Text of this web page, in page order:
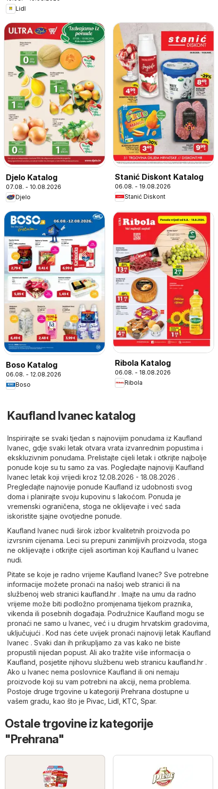
Lidl
Djelo Katalog
07.08. - 10.08.2026
Djelo
Stanić Diskont Katalog
06.08. - 19.08.2026
Stanić Diskont
Boso Katalog
06.08. - 12.08.2026
Boso
Ribola Katalog
06.08. - 18.08.2026
Ribola
Kaufland Ivanec katalog
Inspirirajte se svaki tjedan s najnovijim ponudama iz Kaufland
Ivanec, gdje svaki letak otvara vrata izvanrednim popustima i
ekskluzivnim ponudama. Prelistajte cijeli letak i otkrijte najbolje
ponude koje su tu samo za vas. Pogledajte najnoviji Kaufland
Ivanec letak koji vrijedi kroz 12.08.2026 - 18.08.2026 .
Pregledajte najnovije ponude Kaufland iz udobnosti svog
doma i planirajte svoju kupovinu s lakoćom. Ponuda je
vremenski ograničena, stoga ne oklijevajte i već sada
iskoristite sjajne ovotjedne ponude.
Kaufland Ivanec nudi širok izbor kvalitetnih proizvoda po
izvrsnim cijenama. Leci su prepuni zanimljivih proizvoda, stoga
ne oklijevajte i otkrijte cijeli asortiman koji Kaufland u Ivanec
nudi.
Pitate se koje je radno vrijeme Kaufland Ivanec? Sve potrebne
informacije možete pronaći na našoj web stranici ili na
službenoj web stranici kaufland.hr . Imajte na umu da radno
vrijeme može biti podložno promjenama tijekom praznika,
vikenda ili posebnih događaja. Podružnice Kaufland mogu se
pronaći ne samo u Ivanec, već i u drugim hrvatskim gradovima,
uključujući . Kod nas ćete uvijek pronaći najnoviji letak Kaufland
Ivanec . Svaki dan ih prikupljamo za vas kako ne biste
propustili nijedan popust. Ali ako tražite više informacija o
Kaufland, posjetite njihovu službenu web stranicu kaufland.hr .
Ako u Ivanec nema poslovnice Kaufland ili oni nemaju
proizvode koji su vam potrebni na akciji, nema problema.
Postoje druge trgovine u kategoriji Prehrana dostupne u
vašem gradu, kao što je Pivac Lidl KTC Spar.
Ostale trgovine iz kategorije
"Prehrana"